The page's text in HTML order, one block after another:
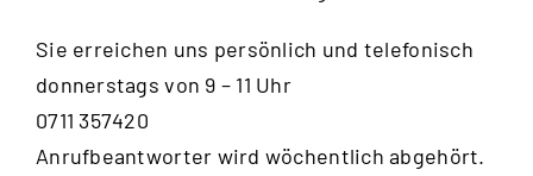
Sie erreichen uns persönlich und telefonisch
donnerstags von 9 – 11 Uhr
0711 357420
Anrufbeantworter wird wöchentlich abgehört.